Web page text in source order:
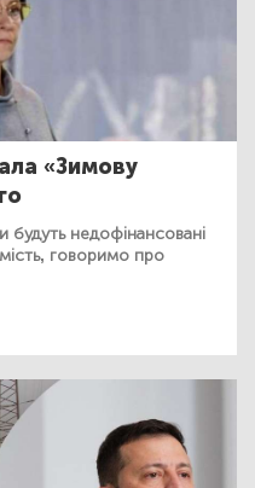
«Зимову
будуть недофінансовані
говоримо про